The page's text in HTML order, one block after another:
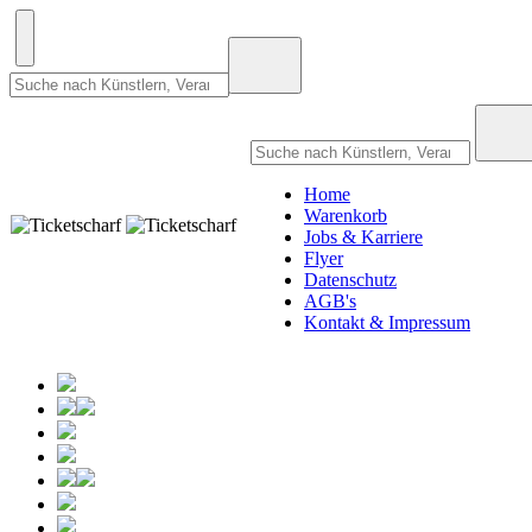
Home
Warenkorb
Jobs & Karriere
Flyer
Datenschutz
AGB's
Kontakt & Impressum